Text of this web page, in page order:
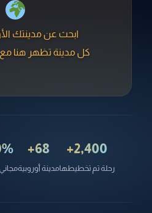
ابحث عن مدينتك
كل مدينة تظهر هنا مع
2,400+
رحلة تم تخطيطها
68+
مدينة أوروبية